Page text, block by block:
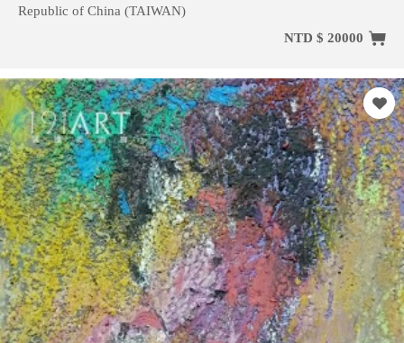
Republic of China (TAIWAN)
NTD $ 20000